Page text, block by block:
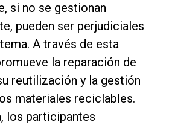
si no se gestionan
pueden ser perjudiciales
A través de esta
la reparación de
reutilización y la gestión
materiales reciclables.
los participantes